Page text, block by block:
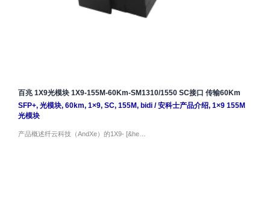
百兆 1X9光模块 1X9-155M-60Km-SM1310/1550 SC接口 传输60Km
SFP+, 光模块, 60km, 1×9, SC, 155M, bidi/安科士产品介绍, 1×9 155M
光模块
产品概述纤云科技（AndXe）的1X9- [&he…